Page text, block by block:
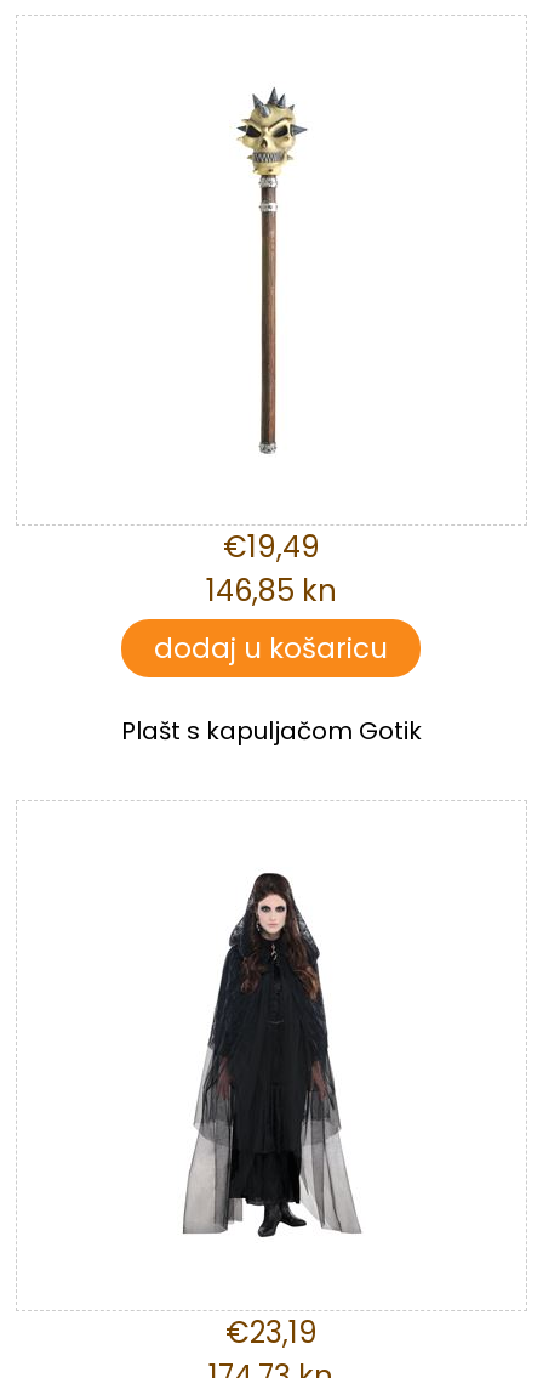
€19,49
146,85 kn
Plašt s kapuljačom Gotik
€23,19